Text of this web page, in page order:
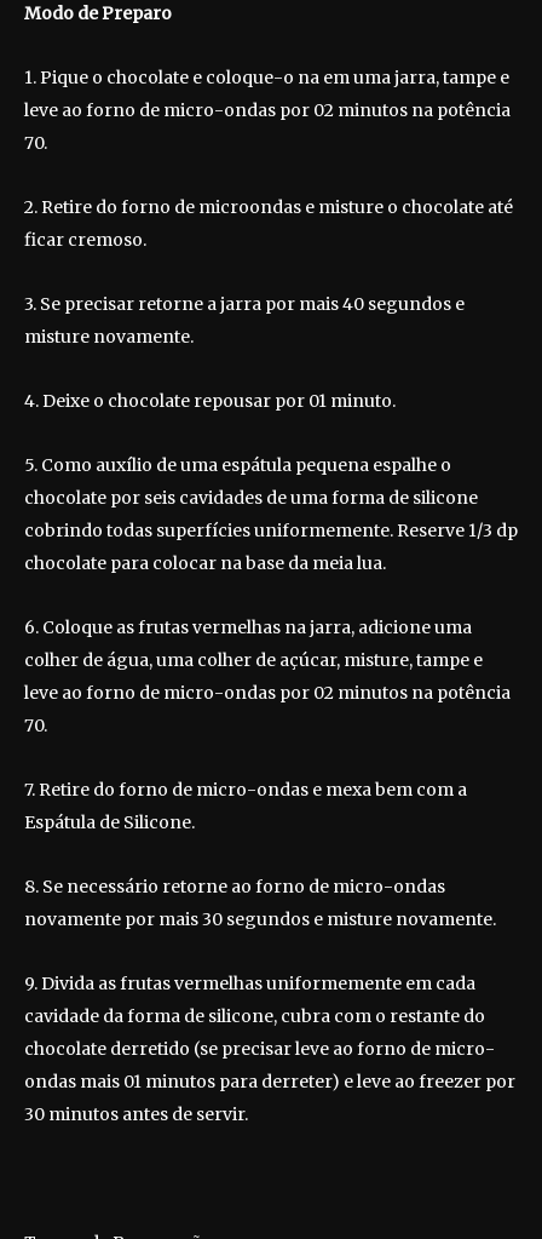
Modo de Preparo
1. Pique o chocolate e coloque-o na em uma jarra, tampe e
leve ao forno de micro-ondas por 02 minutos na potência
70.
2. Retire do forno de microondas e misture o chocolate até
ficar cremoso.
3. Se precisar retorne a jarra por mais 40 segundos e
misture novamente.
4. Deixe o chocolate repousar por 01 minuto.
5. Como auxílio de uma espátula pequena espalhe o
chocolate por seis cavidades de uma forma de silicone
cobrindo todas superfícies uniformemente. Reserve 1/3 dp
chocolate para colocar na base da meia lua.
6. Coloque as frutas vermelhas na jarra, adicione uma
colher de água, uma colher de açúcar, misture, tampe e
leve ao forno de micro-ondas por 02 minutos na potência
70.
7. Retire do forno de micro-ondas e mexa bem com a
Espátula de Silicone.
8. Se necessário retorne ao forno de micro-ondas
novamente por mais 30 segundos e misture novamente.
9. Divida as frutas vermelhas uniformemente em cada
cavidade da forma de silicone, cubra com o restante do
chocolate derretido (se precisar leve ao forno de micro-
ondas mais 01 minutos para derreter) e leve ao freezer por
30 minutos antes de servir.